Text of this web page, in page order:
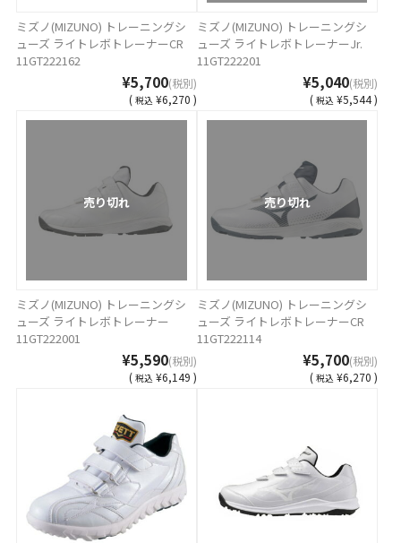
ミズノ(MIZUNO) トレーニングシ
ューズ ライトレボトレーナーCR
11GT222162
¥5,700(税別)
( 税込 ¥6,270 )
ミズノ(MIZUNO) トレーニングシ
ューズ ライトレボトレーナーJr.
11GT222201
¥5,040(税別)
( 税込 ¥5,544 )
売り切れ
ミズノ(MIZUNO) トレーニングシ
ューズ ライトレボトレーナー
11GT222001
¥5,590(税別)
( 税込 ¥6,149 )
売り切れ
ミズノ(MIZUNO) トレーニングシ
ューズ ライトレボトレーナーCR
11GT222114
¥5,700(税別)
( 税込 ¥6,270 )